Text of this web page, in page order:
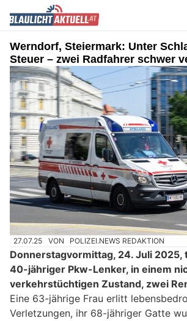
Werndorf, Steiermark: Unter
Steuer – zwei Radfahrer schwer
27.07.25 VON POLIZEI.NEWS REDAKTION
Donnerstagvormittag, 24. Juli 2025,
40-jähriger Pkw-Lenker, in einem
verkehrstüchtigen Zustand, zwei
Eine 63-jährige Frau erlitt
Verletzungen, ihr 68-jähriger Gatte